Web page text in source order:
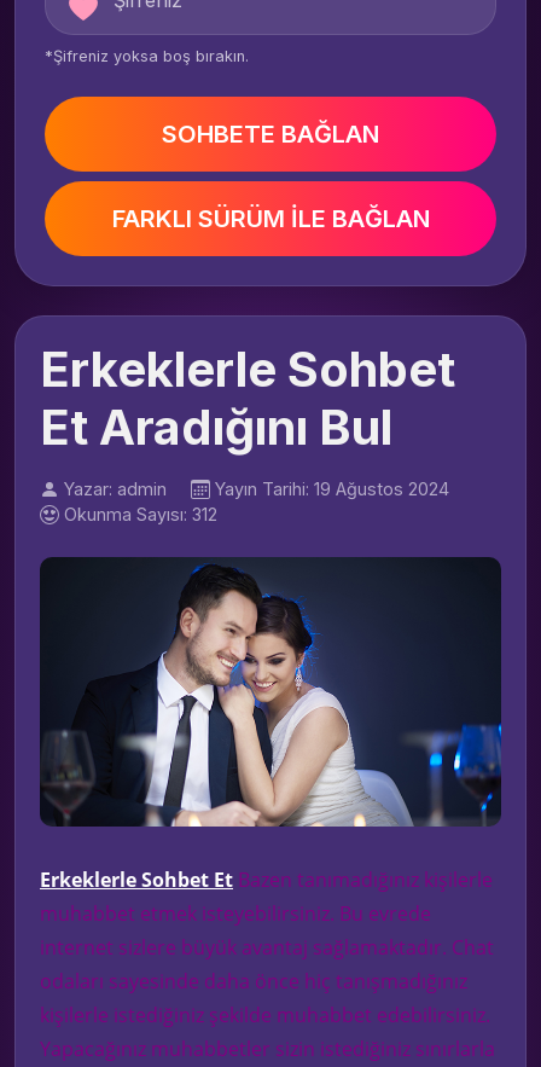
*Şifreniz yoksa boş bırakın.
SOHBETE BAĞLAN
FARKLI SÜRÜM İLE BAĞLAN
Erkeklerle Sohbet
Et Aradığını Bul
Yazar: admin
Yayın Tarihi: 19 Ağustos 2024
Okunma Sayısı: 312
Erkeklerle Sohbet Et Bazen tanımadığınız kişilerle
muhabbet etmek isteyebilirsiniz. Bu evrede
internet sizlere büyük avantaj sağlamaktadır. Chat
odaları sayesinde daha önce hiç tanışmadığınız
kişilerle istediğiniz şekilde muhabbet edebilirsiniz.
Yapacağınız muhabbetler sizin istediğiniz sınırlarla